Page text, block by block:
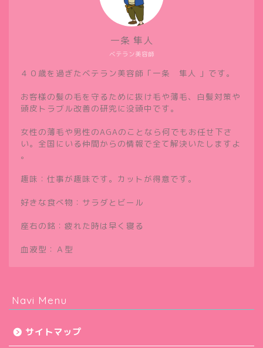
ベテラン美容師
一条 隼人
４０歳を過ぎたベテラン美容師「一条 隼人 」です。
お客様の髪の毛を守るために抜け毛や薄毛、白髪対策や
頭皮トラブル改善の研究に没頭中です。
女性の薄毛や男性のAGAのことなら何でもお任せ下さ
い。全国にいる仲間からの情報で全て解決いたしますよ
。
趣味：仕事が趣味です。カットが得意です。
好きな食べ物：サラダとビール
座右の銘：疲れた時は早く寝る
血液型：Ａ型
Navi Menu
サイトマップ